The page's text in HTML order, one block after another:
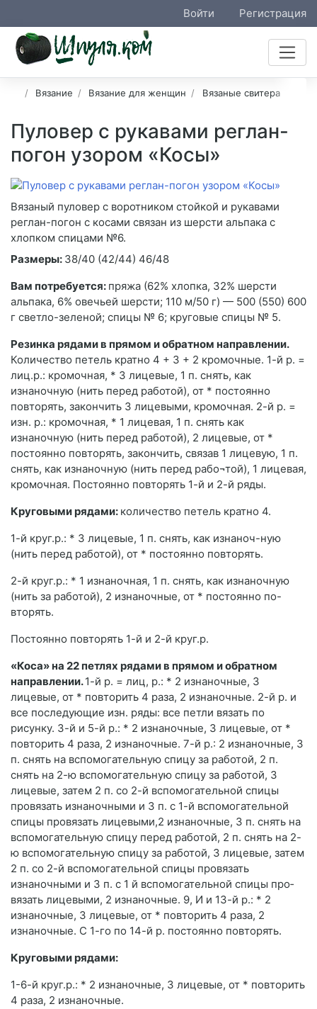
Войти Регистрация
Вязание Вязание для женщин Вязаные свитера
Пуловер с рукавами реглан-
погон узором «Косы»
Вязаный пуловер с воротником стойкой и рукавами
реглан-погон с косами связан из шерсти альпака с
хлопком спицами №6.
Размеры: 38/40 (42/44) 46/48
Вам потребуется: пряжа (62% хлопка, 32% шерсти
альпака, 6% овечьей шерсти; 110 м/50 г) — 500 (550) 600
г светло-зеленой; спицы № 6; круговые спицы № 5.
Резинка рядами в прямом и обратном направлении.
Количество петель кратно 4 + 3 + 2 кромочные. 1-й р. =
лиц.р.: кромочная, * 3 лицевые, 1 п. снять, как
изнаночную (нить перед работой), от * постоянно
повторять, закончить 3 лицевыми, кромочная. 2-й р. =
изн. р.: кромочная, * 1 лицевая, 1 п. снять как
изнаночную (нить перед работой), 2 лицевые, от *
постоянно повторять, закончить, связав 1 лицевую, 1 п.
снять, как изнаночную (нить перед рабо¬той), 1 лицевая,
кромочная. Постоянно повторять 1-й и 2-й ряды.
Круговыми рядами: количество петель кратно 4.
1-й круг.р.: * 3 лицевые, 1 п. снять, как изнаноч-ную
(нить перед работой), от * постоянно повторять.
2-й круг.р.: * 1 изнаночная, 1 п. снять, как изнаночную
(нить за работой), 2 изнаночные, от * постоянно по-
вторять.
Постоянно повторять 1-й и 2-й круг.р.
«Коса» на 22 петлях рядами в прямом и обратном
направле­нии.1-й р. = лиц, р.: * 2 изна­ночные, 3
лицевые, от * повто­рить 4 раза, 2 изнаночные. 2-й р. и
все последующие изн. ряды: все петли вязать по
рисунку. 3-й и 5-й р.: * 2 изнаночные, 3 лицевые, от *
повторить 4 раза, 2 изна­ночные. 7-й р.: 2 изнаночные, 3
п. снять на вспомогательную спицу за работой, 2 п.
снять на 2-ю вспомогательную спицу за работой, 3
лицевые, затем 2 п. со 2-й вспомогательной спицы
провязать изнаночными и 3 п. с 1-й вспомогательной
спицы про­вязать лицевыми,2 изнаночные, 3 п. снять на
вспомогательную спицу перед работой, 2 п. снять на 2-
ю вспомогательную спицу за работой, 3 лицевые, затем
2 п. со 2-й вспомогательной спицы провязать
изнаночными и 3 п. с 1 й вспомогательной спицы про­
вязать лицевыми, 2 изнаночные. 9, И и 13-й р.: * 2
изнаночные, 3 лицевые, от * повторить 4 раза, 2
изнаночные. С 1-го по 14-й р. постоянно повторять.
Круговыми рядами:
1-6-й круг.р.: * 2 изна­ночные, 3 лицевые, от * повторить
4 раза, 2 изнаночные.